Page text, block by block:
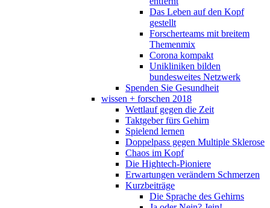
Das Leben auf den Kopf
gestellt
Forscherteams mit breitem
Themenmix
Corona kompakt
Unikliniken bilden
bundesweites Netzwerk
Spenden Sie Gesundheit
wissen + forschen 2018
Wettlauf gegen die Zeit
Taktgeber fürs Gehirn
Spielend lernen
Doppelpass gegen Multiple Sklerose
Chaos im Kopf
Die Hightech-Pioniere
Erwartungen verändern Schmerzen
Kurzbeiträge
Die Sprache des Gehirns